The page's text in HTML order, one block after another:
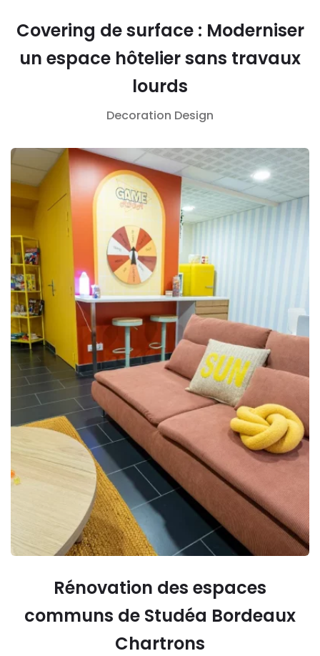
Covering de surface : Moderniser
un espace hôtelier sans travaux
lourds
Decoration Design
Rénovation des espaces
communs de Studéa Bordeaux
Chartrons